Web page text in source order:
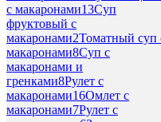
с макаронами13Суп
фруктовый с
макаронами2Томатный суп
макаронами8Суп с
макаронами и
гренками8Рулет с
макаронами16Омлет с
макаронами7Рулет с